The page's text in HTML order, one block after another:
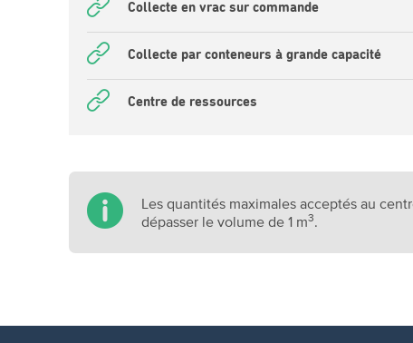
Collecte en vrac sur commande
Collecte par conteneurs à grande capacité
Centre de ressources
Les quantités maximales acceptés au
dépasser le volume de 1 m3